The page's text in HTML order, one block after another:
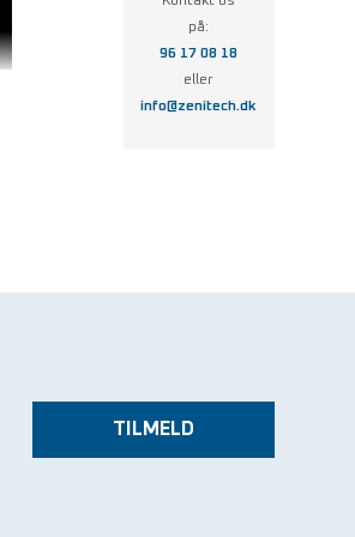
på:
96 17 08 18
eller
info@zenitech.dk
TILMELD